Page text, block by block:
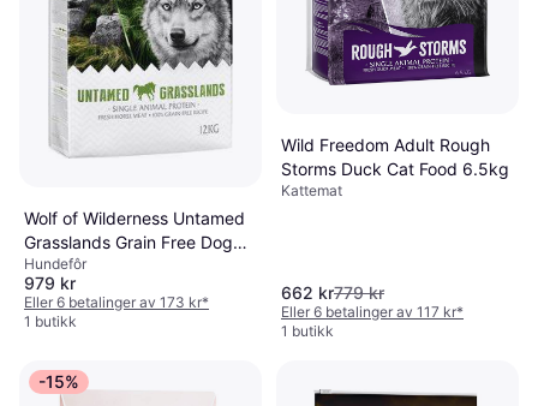
Wolf of Wilderness Untamed
Grasslands Grain Free Dog
Food 12kg
Hundefôr
979 kr
Eller 6 betalinger av 173 kr*
1 butikk
Wild Freedom Adult Rough
Storms Duck Cat Food 6.5kg
Kattemat
662 kr779 kr
Eller 6 betalinger av 117 kr*
1 butikk
-15%